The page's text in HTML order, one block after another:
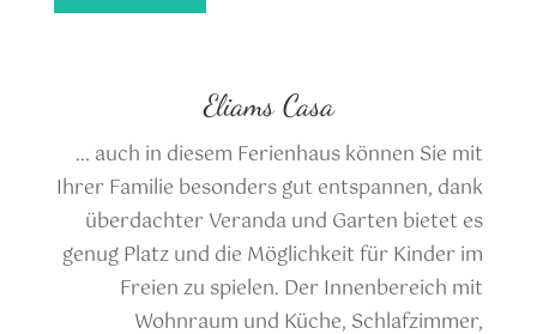
Eliams Casa
… auch in diesem Ferienhaus können Sie mit
Ihrer Familie besonders gut entspannen, dank
überdachter Veranda und Garten bietet es
genug Platz und die Möglichkeit für Kinder im
Freien zu spielen. Der Innenbereich mit
Wohnraum und Küche, Schlafzimmer,